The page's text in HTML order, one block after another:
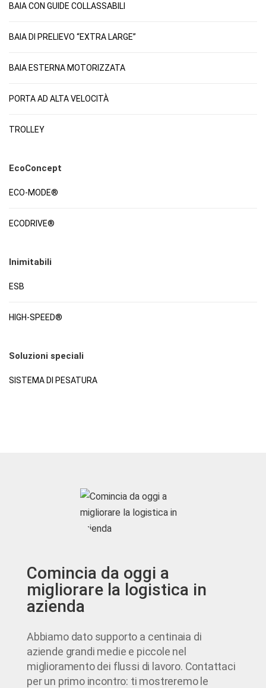
BAIA CON GUIDE COLLASSABILI
BAIA DI PRELIEVO “EXTRA LARGE”
BAIA ESTERNA MOTORIZZATA
PORTA AD ALTA VELOCITÀ
TROLLEY
EcoConcept
ECO-MODE®
ECODRIVE®
Inimitabili
ESB
HIGH-SPEED®
Soluzioni speciali
SISTEMA DI PESATURA
Comincia da oggi a
migliorare la logistica in
azienda
Abbiamo dato supporto a centinaia di
aziende grandi medie e piccole nel
miglioramento dei flussi di lavoro. Contattaci
per un primo incontro: ti mostreremo le